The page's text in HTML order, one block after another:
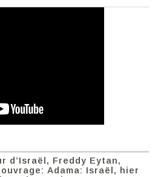
d’Israël, Freddy Eytan,
Adama: Israël, hier